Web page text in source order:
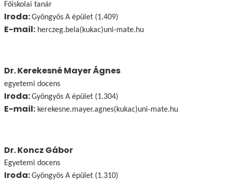
Főiskolai tanár
Iroda:Gyöngyös A épület (1.409)
E-mail: herczeg.bela(kukac)uni-mate.hu
Dr. Kerekesné Mayer Ágnes
egyetemi docens
Iroda:Gyöngyös A épület (1.304)
E-mail: kerekesne.mayer.agnes(kukac)uni-mate.hu
Dr. Koncz Gábor
Egyetemi docens
Iroda:Gyöngyös A épület (1.310)